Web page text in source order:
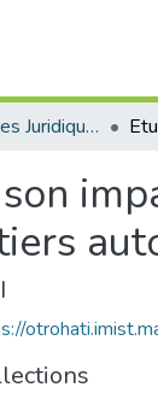
CEDoc en Sciences Juridiques, Economiques, Sociales et de Gestion (CED - SJESG)